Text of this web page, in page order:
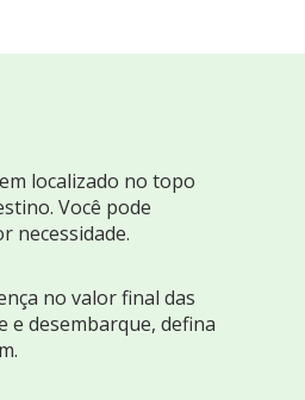
localizado no topo
Você pode
necessidade.
no valor final das
e desembarque, defina